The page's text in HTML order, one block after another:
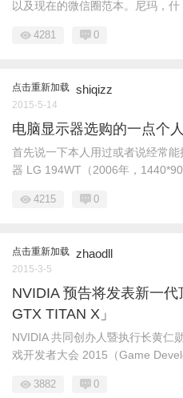
以及现在的微信圈范本。尼玛，什
4281 0
点击重新加载 shiqizz
2015-5-14
电脑显示器选购的一点个
首先说一下本人用过或者说经常
器 LG 194WT（2006年，1440*90
4215 0
点击重新加载 zhaodll
2015-3-5
NVIDIA 预告将发表新一
GTX TITAN X」
NVIDIA 共同创办人暨执行长黄仁
戏开发者大会 2015（Game
3882 0